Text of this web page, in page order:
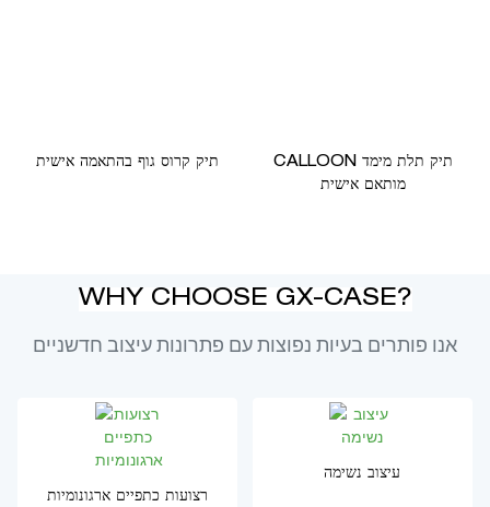
תיק קרוס גוף בהתאמה אישית
CALLOON תיק תלת מימד
מותאם אישית
WHY CHOOSE GX-CASE?
אנו פותרים בעיות נפוצות עם פתרונות עיצוב חדשניים
רצועות כתפיים ארגונומיות
עיצוב נשימה